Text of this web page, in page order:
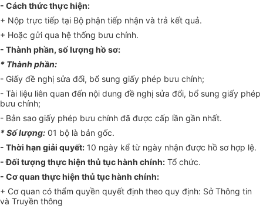
- Cách thức thực hiện:
+ Nộp trực tiếp tại Bộ phận tiếp nhận và trả kết quả.
+ Hoặc gửi qua hệ thống bưu chính.
- Thành phần, số lượng hồ sơ:
* Thành phần:
- Giấy đề nghị sửa đổi, bổ sung giấy phép bưu chính;
- Tài liệu liên quan đến nội dung đề nghị sửa đổi, bổ sung giấy phép
bưu chính;
- Bản sao giấy phép bưu chính đã được cấp lần gần nhất.
* Số lượng: 01 bộ là bản gốc.
- Thời hạn giải quyết: 10 ngày kể từ ngày nhận được hồ sơ hợp lệ.
- Đối tượng thực hiện thủ tục hành chính: Tổ chức.
- Cơ quan thực hiện thủ tục hành chính:
+ Cơ quan có thẩm quyền quyết định theo quy định: Sở Thông tin
và Truyền thông